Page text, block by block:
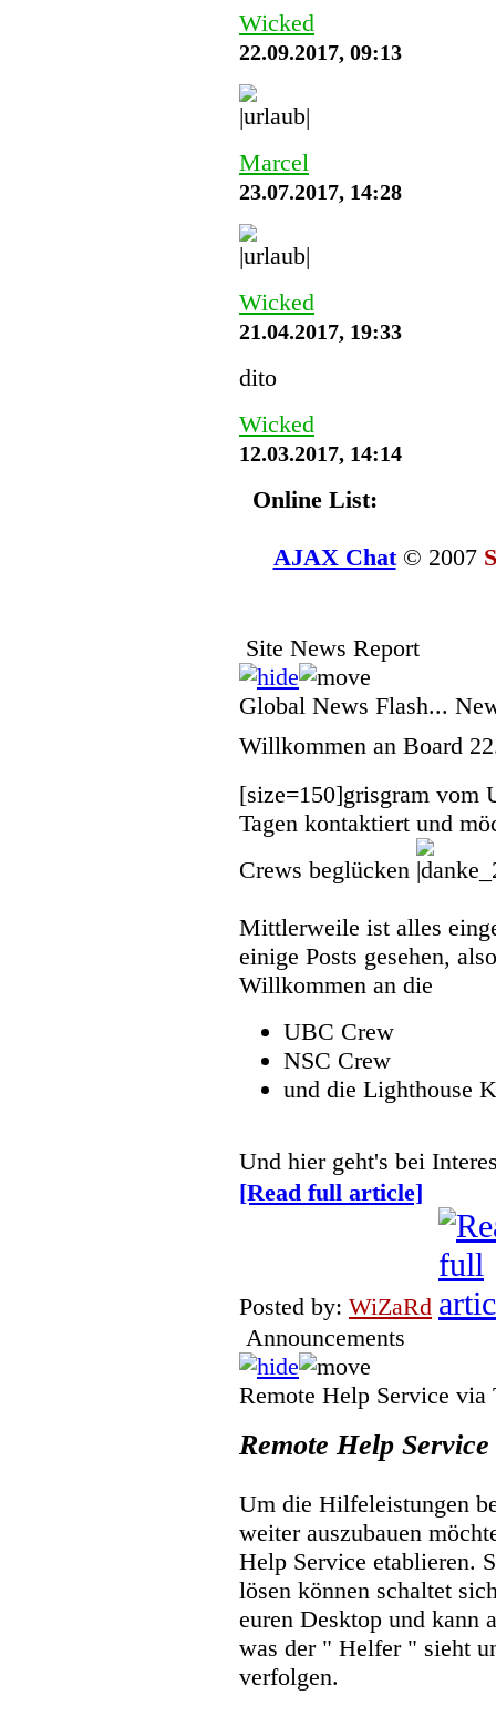
Wicked
22.09.2017, 09:13
Marcel
23.07.2017, 14:28
Wicked
21.04.2017, 19:33
dito
Wicked
12.03.2017, 14:14
Online List:
AJAX Chat© 2007
Site News Report
Global News Flash...
Willkommen an Board
[size=150]grisgram vom
Tagen kontaktiert und
Crews beglücken
Mittlerweile ist alles
einige Posts gesehen,
Willkommen an die
UBC Crew
NSC Crew
und die Lighthouse
Und hier geht's bei
[Read full article]
Posted by: WiZaRd
Announcements
Remote Help Service via
Remote Help
Um die Hilfeleistungen
weiter auszubauen
Help Service etablieren.
lösen können schaltet
euren Desktop und kann
was der " Helfer " sieht
verfolgen.